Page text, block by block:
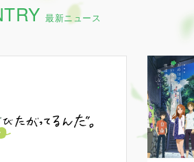
最新ニュース